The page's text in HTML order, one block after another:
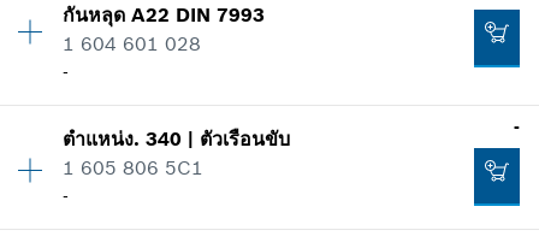
12.00 ฿*
ราคาทั้งหมดไม่รวมภาษีมูลค่าเพิ่ม
ราคากลุ่ม:12
ข้อมูลชิ้นส่วนอะไหล่
แสดงในรูป
กันหลุด A22 DIN 7993
1 604 601 028
-
ปริมาณ 1
ราคากลุ่ม: 10
รายการการใช้
ตำแหน่ง.340 | ตัวเรือนขับ
1 605 806 5C1
-
-